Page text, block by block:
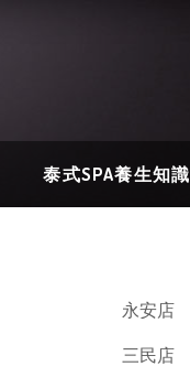
泰式SPA養生知識
永安店
三民店